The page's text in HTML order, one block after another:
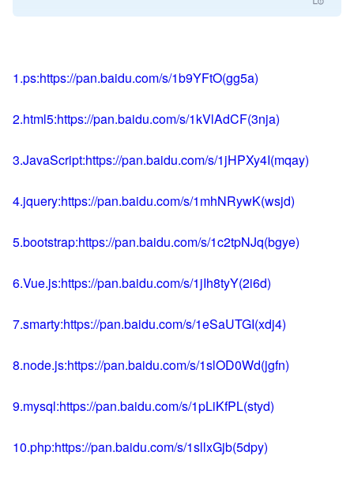
1.ps:https://pan.baidu.com/s/1b9YFtO(gg5a)
2.html5:https://pan.baidu.com/s/1kVlAdCF(3nja)
3.JavaScript:https://pan.baidu.com/s/1jHPXy4I(mqay)
4.jquery:https://pan.baidu.com/s/1mhNRywK(wsjd)
5.bootstrap:https://pan.baidu.com/s/1c2tpNJq(bgye)
6.Vue.js:https://pan.baidu.com/s/1jIh8tyY(2i6d)
7.smarty:https://pan.baidu.com/s/1eSaUTGI(xdj4)
8.node.js:https://pan.baidu.com/s/1slOD0Wd(jgfn)
9.mysql:https://pan.baidu.com/s/1pLiKfPL(styd)
10.php:https://pan.baidu.com/s/1sllxGjb(5dpy)